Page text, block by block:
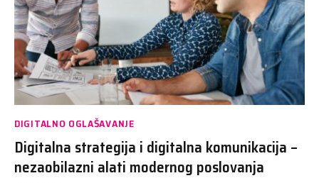
DIGITALNO OGLAŠAVANJE
Digitalna strategija i digitalna komunikacija –
nezaobilazni alati modernog poslovanja